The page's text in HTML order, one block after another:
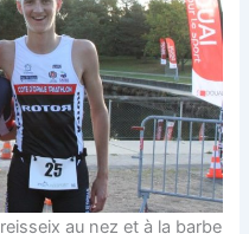
reisseix au nez et à la barbe